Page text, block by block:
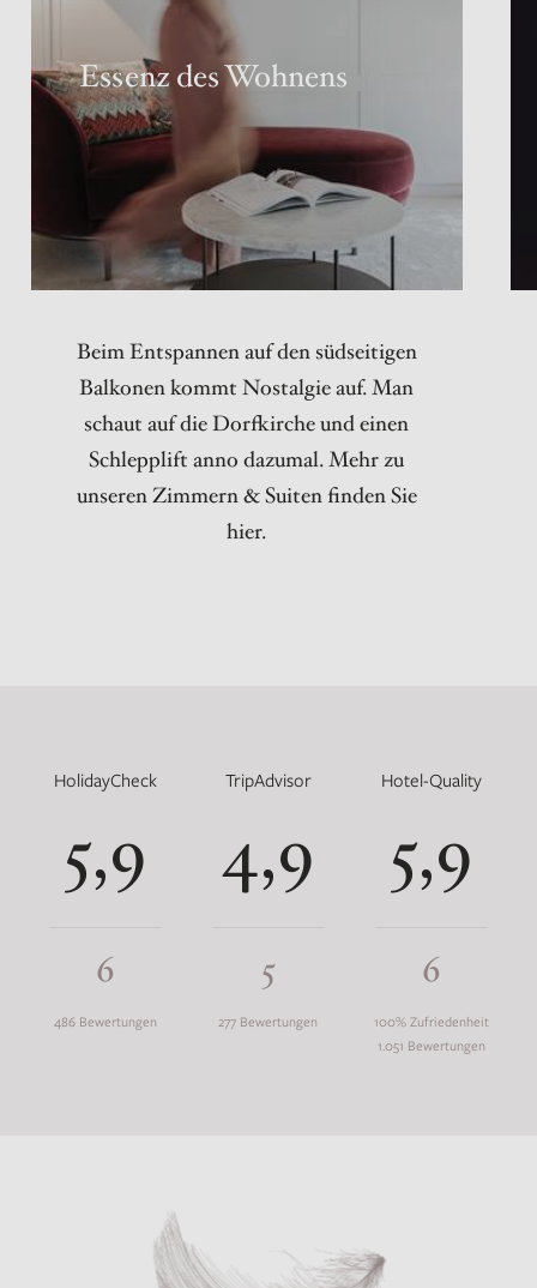
Essenz des Wohnens
Beim Entspannen auf den südseitigen
Balkonen kommt Nostalgie auf. Man
schaut auf die Dorfkirche und einen
Schlepplift anno dazumal. Mehr zu
unseren Zimmern & Suiten finden Sie
hier.
HolidayCheck
5,9
6
486 Bewertungen
TripAdvisor
4,9
5
277 Bewertungen
Hotel-Quality
5,9
6
100% Zufriedenheit
1.051 Bewertungen